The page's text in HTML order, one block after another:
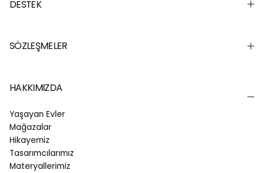
DESTEK
SÖZLEŞMELER
HAKKIMIZDA
Yaşayan Evler
Mağazalar
Hikayemiz
Tasarımcılarımız
Materyallerimiz